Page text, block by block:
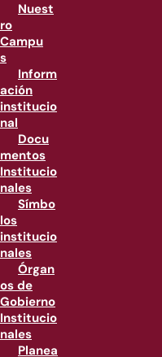
Nuest
ro
Campu
s
Inform
ación
institucio
nal
Docu
mentos
Institucio
nales
Símbo
los
institucio
nales
Órgan
os de
Gobierno
Institucio
nales
Planea